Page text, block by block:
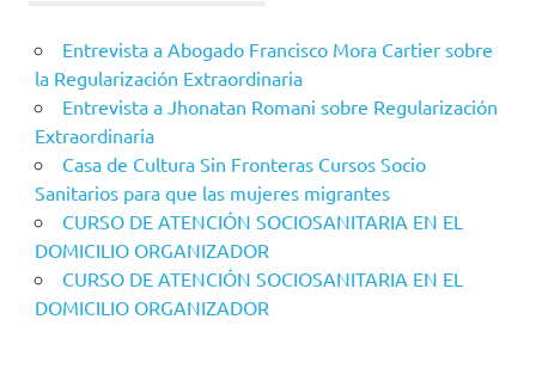
Entrevista a Abogado Francisco Mora Cartier sobre
la Regularización Extraordinaria
Entrevista a Jhonatan Romani sobre Regularización
Extraordinaria
Casa de Cultura Sin Fronteras Cursos Socio
Sanitarios para que las mujeres migrantes
CURSO DE ATENCIÓN SOCIOSANITARIA EN EL
DOMICILIO ORGANIZADOR
CURSO DE ATENCIÓN SOCIOSANITARIA EN EL
DOMICILIO ORGANIZADOR